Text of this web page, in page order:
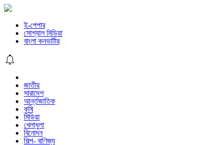
ই-পেপার
সোশ্যাল মিডিয়া
বাংলা কনভার্টার
জাতীয়
সারাদেশ
আর্ন্তজাতিক
কৃষি
মিডিয়া
খেলাধুলা
বিনোদন
শিল্প- বাণিজ্য